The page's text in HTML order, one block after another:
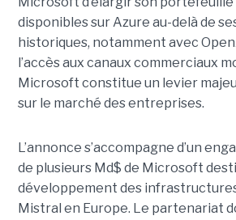
disponibles sur Azure au-delà de
historiques, notamment avec
l’accès aux canaux commerciaux
Microsoft constitue un levier
sur le marché des entreprises.
L’annonce s’accompagne d’un
de plusieurs Md$ de Microsoft
développement des
Mistral en Europe. Le partenariat